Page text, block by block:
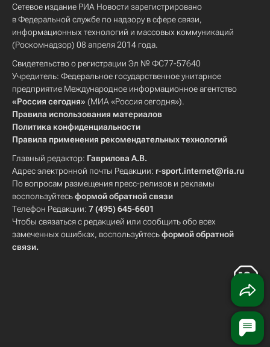
Сетевое издание РИА Новости зарегистрировано
в Федеральной службе по надзору в сфере связи,
информационных технологий и массовых коммуникаций
(Роскомнадзор) 08 апреля 2014 года.
Свидетельство о регистрации Эл № ФС77-57640
Учредитель: Федеральное государственное унитарное
предприятие Международное информационное агентство
«Россия сегодня» (МИА «Россия сегодня»).
Правила использования материалов
Политика конфиденциальности
Правила применения рекомендательных технологий
Главный редактор: Гаврилова А.В.
Адрес электронной почты Редакции: r-sport.internet@ria.ru
По вопросам размещения пресс-релизов и рекламы
воспользуйтесьформой обратной связи
Телефон Редакции: 7 (495) 645-6601
Чтобы связаться с редакцией или сообщить обо всех
замеченных ошибках, воспользуйтесьформой обратной
связи.